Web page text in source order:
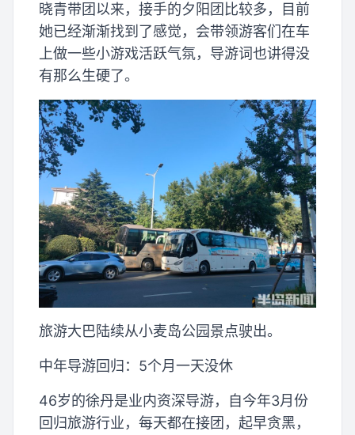
晓青带团以来，接手的夕阳团比较多，目前
她已经渐渐找到了感觉，会带领游客们在车
上做一些小游戏活跃气氛，导游词也讲得没
有那么生硬了。
旅游大巴陆续从小麦岛公园景点驶出。
中年导游回归：5个月一天没休
46岁的徐丹是业内资深导游，自今年3月份
回归旅游行业，每天都在接团，起早贪黑，